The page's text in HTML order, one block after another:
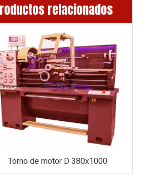
relacionados
Torno de motor D 380x1000